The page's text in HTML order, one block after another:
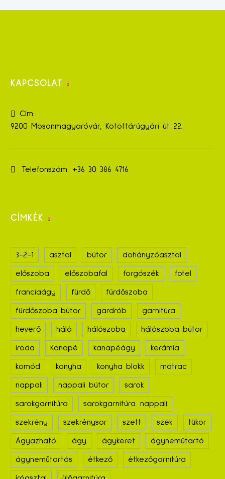
KAPCSOLAT
Cím:
9200 Mosonmagyaróvár, Kötöttárúgyári út 22.
Telefonszám: +36 30 386 4716
CÍMKÉK
3-2-1 asztal bútor dohányzóasztal
előszoba előszobafal forgószék fotel
franciaágy fürdő fürdőszoba
fürdőszoba bútor gardrób garnitúra
heverő háló hálószoba hálószoba bútor
iroda Kanapé kanapéágy kerámia
komód konyha konyha blokk matrac
nappali nappali bútor sarok
sarokgarnitúra sarokgarnitúra. nappali
szekrény szekrénysor szett szék tükör
Ágyazható ágy ágykeret ágyneműtartó
ágyneműtartós étkező étkezőgarnitúra